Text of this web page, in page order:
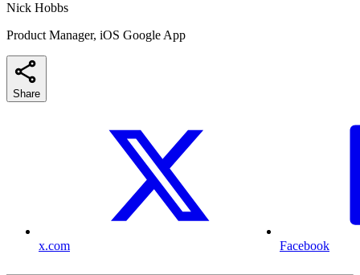
Nick Hobbs
Product Manager, iOS Google App
Share
x.com Facebook